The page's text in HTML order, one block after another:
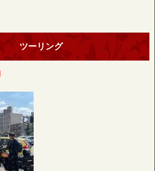
ツーリング